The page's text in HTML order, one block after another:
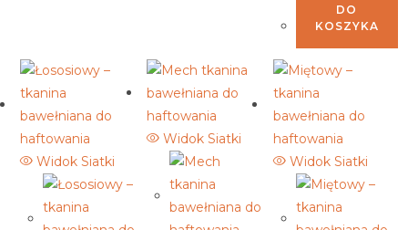
DO
KOSZYKA
Widok Siatki
Widok Siatki
Widok Siatki